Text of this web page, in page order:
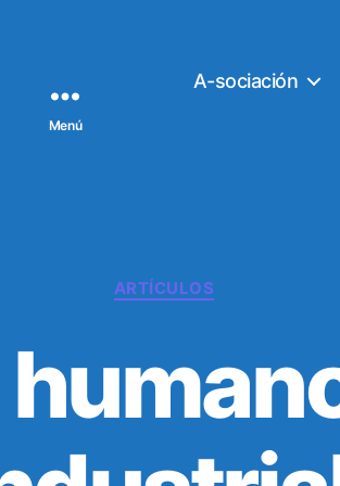
Menú
A-sociación
C
a
g
r
a
ARTÍCULOS